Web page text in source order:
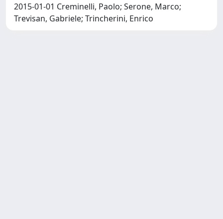
2015-01-01 Creminelli, Paolo; Serone, Marco;
Trevisan, Gabriele; Trincherini, Enrico